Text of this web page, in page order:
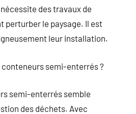
des travaux de
perturber le paysage. Il est
leur installation.
conteneurs semi-enterrés ?
semi-enterrés semble
des déchets. Avec